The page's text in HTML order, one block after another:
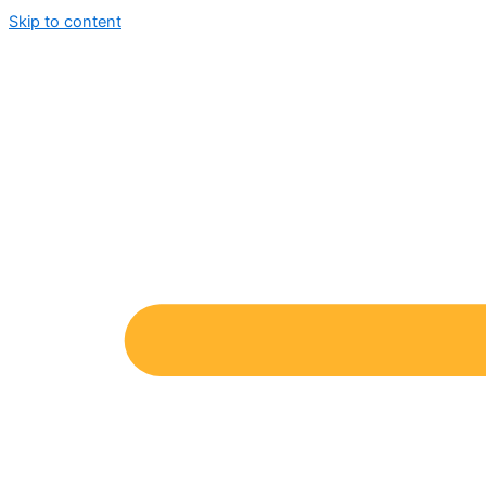
Skip to content